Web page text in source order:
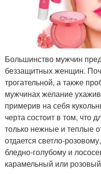
Большинство мужчин
беззащитных женщин.
трогательной, а также
мужчинах желание
примерив на себя
черта состоит в том, что
только нежные и теплые
отдается светло-
бледно-голубому и
карамельный или